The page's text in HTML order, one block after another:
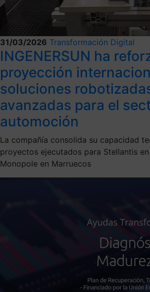
31/03/2026 Transformación Digital
INGENERSUN ha
proyección
soluciones
avanzadas para el
automoción
La compañía consolida su capacidad
proyectos ejecutados para Stellantis
Monopole en Marruecos